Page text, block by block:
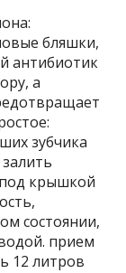
бляшки,
антибиотик
а
зубчика
крышкой
состоянии,
прием
12 литров